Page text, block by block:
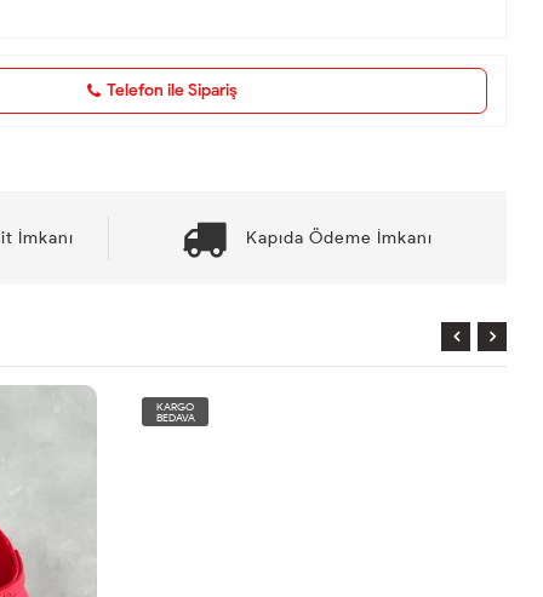
Telefon ile Sipariş
İmkanı Kapıda Ödeme İmkanı
KARGO
BEDAVA